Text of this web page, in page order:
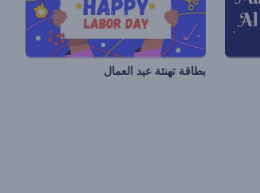
بطاقة تهنئة عيد العمال